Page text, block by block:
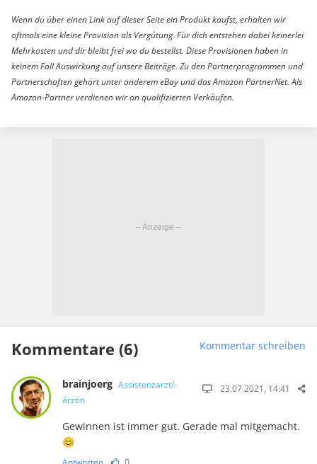
Wenn du über einen Link auf dieser Seite ein Produkt kaufst, erhalten wir
oftmals eine kleine Provision als Vergütung. Für dich entstehen dabei keinerlei
Mehrkosten und dir bleibt frei wo du bestellst. Diese Provisionen haben in
keinem Fall Auswirkung auf unsere Beiträge. Zu den Partnerprogrammen und
Partnerschaften gehört unter anderem eBay und das Amazon PartnerNet. Als
Amazon-Partner verdienen wir an qualifizierten Verkäufen.
Kommentare (6) Kommentar schreiben
brainjoerg Assistenzarzt/-
ärztin
23.07.2021, 14:41
Gewinnen ist immer gut. Gerade mal mitgemacht.
😊